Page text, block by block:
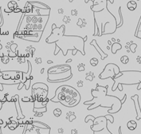
عقیم
مقالات
تمیز